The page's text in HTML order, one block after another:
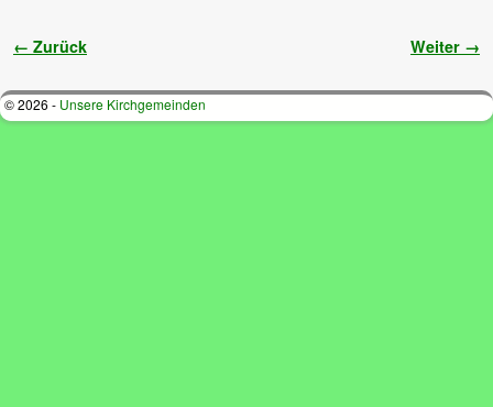
Bilder-Navigation
← Zurück Weiter →
© 2026 - Unsere Kirchgemeinden